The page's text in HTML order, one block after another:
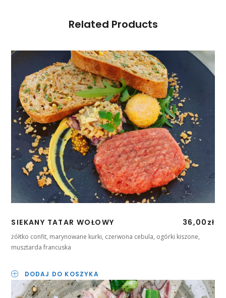
Related Products
SIEKANY TATAR WOŁOWY 36,00 zł
żółtko confit, marynowane kurki, czerwona cebula, ogórki kiszone,
musztarda francuska
DODAJ DO KOSZYKA